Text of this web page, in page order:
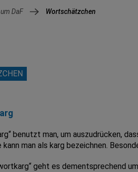
DaF Wortschätzchen
benutzt man, um auszudrücken,
man als karg bezeichnen.
geht es dementsprechend